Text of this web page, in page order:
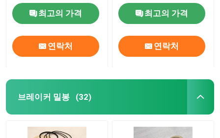
최고의 가격
연락처
최고의 가격
연락처
브레이커 밀봉 (32)